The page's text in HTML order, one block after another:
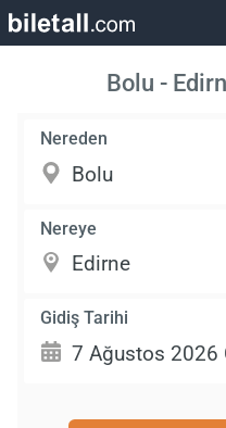
Bolu -
Nereden
Nereye
Gidiş Tarihi